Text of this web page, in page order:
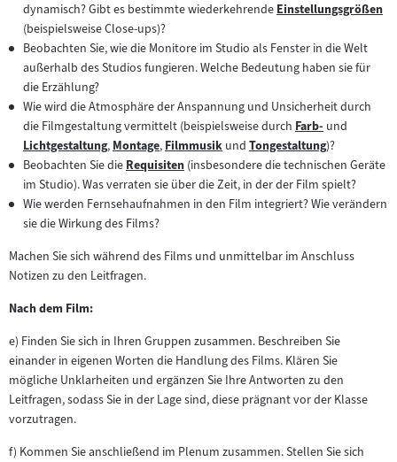
dynamisch? Gibt es bestimmte wiederkehrendeZum
Einstellungsgrößen
(beispielsweise Close-ups)?
Beobachten Sie, wie die Monitore im Studio als Fenster in die Welt
außerhalb des Studios fungieren. Welche Bedeutung haben sie für
die Erzählung?
Wie wird die Atmosphäre der Anspannung und Unsicherheit durch
die Filmgestaltung vermittelt (beispielsweise durch Zum
Inhalt:
Farb- und
Zum
Inhalt:
Lichtgestaltung,Zum
Inhalt:
Montage,Zum
Inhalt:
Filmmusik und Zum
Inhalt:
Tongestaltung)?
Beobachten Sie dieZum
Inhalt:
Requisiten (insbesondere die technischen Geräte
im Studio). Was verraten sie über die Zeit, in der der Film spielt?
Wie werden Fernsehaufnahmen in den Film integriert? Wie verändern
sie die Wirkung des Films?
Machen Sie sich während des Films und unmittelbar im Anschluss
Notizen zu den Leitfragen.
Nach dem Film:
e) Finden Sie sich in Ihren Gruppen zusammen. Beschreiben Sie
einander in eigenen Worten die Handlung des Films. Klären Sie
mögliche Unklarheiten und ergänzen Sie Ihre Antworten zu den
Leitfragen, sodass Sie in der Lage sind, diese prägnant vor der Klasse
vorzutragen.
f) Kommen Sie anschließend im Plenum zusammen. Stellen Sie sich